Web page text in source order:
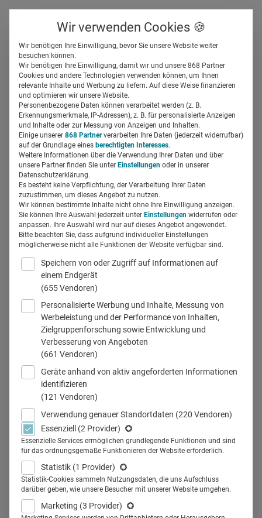
Gespeicherte Beiträge
Suchfeld
Suchen
Spendings-Tipp: Steigern Sie
mit antizyklischer Werbung
kostenlos Ihre
Wahrnehmung
Susanna Cho06.04.2016
Teilen
Healthcare: Wie plane ich meine
Spendings am besten? Wie
erhöhe ich die Wahrnehmung in
meiner Zielgruppe?
Wir verwenden Cookies 🍪
Wir benötigen Ihre Einwilligung, bevor Sie unsere Website weiter
besuchen können.
Wir benötigen Ihre Einwilligung, damit wir und unsere 868 Partner
Cookies und andere Technologien verwenden können, um Ihnen
relevante Inhalte und Werbung zu liefern. Auf diese Weise finanzieren
und optimieren wir unsere Website.
Personenbezogene Daten können verarbeitet werden (z. B.
Erkennungsmerkmale, IP-Adressen), z. B. für personalisierte Anzeigen
und Inhalte oder zur Messung von Anzeigen und Inhalten.
Einige unserer 868 Partnerverarbeiten Ihre Daten (jederzeit widerrufbar)
auf der Grundlage eines berechtigten Interesses.
Weitere Informationen über die Verwendung Ihrer Daten und über
unsere Partner finden Sie unter Einstellungen oder in unserer
Datenschutzerklärung.
Es besteht keine Verpflichtung, der Verarbeitung Ihrer Daten
zuzustimmen, um dieses Angebot zu nutzen.
Wir können bestimmte Inhalte nicht ohne Ihre Einwilligung anzeigen.
Sie können Ihre Auswahl jederzeit unter Einstellungen widerrufen oder
anpassen. Ihre Auswahl wird nur auf dieses Angebot angewendet.
Bitte beachten Sie, dass aufgrund individueller Einstellungen
möglicherweise nicht alle Funktionen der Website verfügbar sind.
Speichern von oder Zugriff auf Informationen auf
einem Endgerät
(655 Vendoren)
Personalisierte Werbung und Inhalte, Messung von
Werbeleistung und der Performance von Inhalten,
Zielgruppenforschung sowie Entwicklung und
Verbesserung von Angeboten
(661 Vendoren)
Geräte anhand von aktiv angeforderten Informationen
identifizieren
(121 Vendoren)
Verwendung genauer Standortdaten (220 Vendoren)
Essenziell
(2 Provider)
Essenzielle Services ermöglichen grundlegende Funktionen und sind
für das ordnungsgemäße Funktionieren der Website erforderlich.
Statistik (1 Provider)
Statistik-Cookies sammeln Nutzungsdaten, die uns Aufschluss
darüber geben, wie unsere Besucher mit unserer Website umgehen.
Marketing (3 Provider)